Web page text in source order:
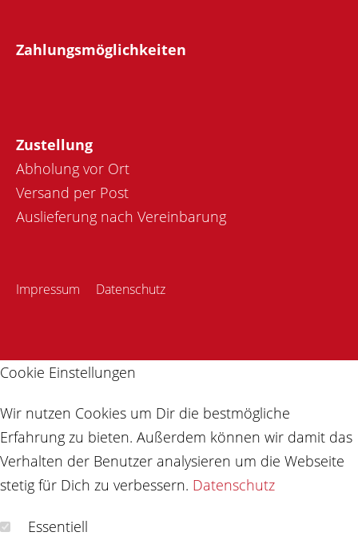
Zahlungsmöglichkeiten
Zustellung
Abholung vor Ort
Versand per Post
Auslieferung nach Vereinbarung
Impressum Datenschutz
Cookie Einstellungen
Wir nutzen Cookies um Dir die bestmögliche
Erfahrung zu bieten. Außerdem können wir damit das
Verhalten der Benutzer analysieren um die Webseite
stetig für Dich zu verbessern. Datenschutz
Essentiell